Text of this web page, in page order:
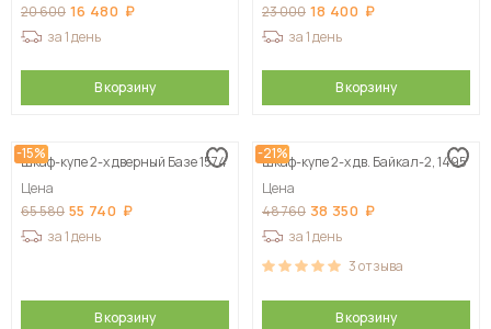
20 600 16 480
за 1 день
В корзину
23 000 18 400
за 1 день
В корзину
-15%
Шкаф-купе 2-х дверный Базе 1574
Цена
65 580 55 740
за 1 день
В корзину
-21%
Шкаф-купе 2-х дв. Байкал-2, 1495
Цена
48 760 38 350
за 1 день
3отзыва
В корзину